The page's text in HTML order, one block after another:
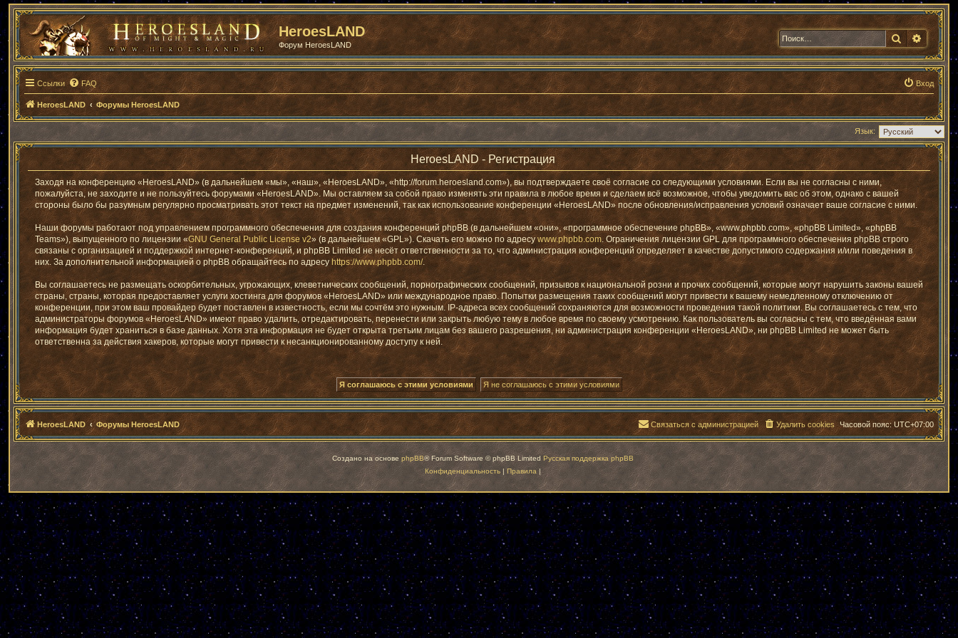
HeroesLAND
Форум HeroesLAND
Поиск
Ссылки FAQ Вход
HeroesLAND Форумы HeroesLAND
Язык:
HeroesLAND - Регистрация
Заходя на конференцию «HeroesLAND» (в дальнейшем «мы», «наш», «HeroesLAND», «http://forum.heroesland.com»), вы подтверждаете своё согласие со следующими условиями. Если вы не согласны с ними,
пожалуйста, не заходите и не пользуйтесь форумами «HeroesLAND». Мы оставляем за собой право изменять эти правила в любое время и сделаем всё возможное, чтобы уведомить вас об этом, однако с вашей
стороны было бы разумным регулярно просматривать этот текст на предмет изменений, так как использование конференции «HeroesLAND» после обновления/исправления условий означает ваше согласие с ними.
Наши форумы работают под управлением программного обеспечения для создания конференций phpBB (в дальнейшем «они», «программное обеспечение phpBB», «www.phpbb.com», «phpBB Limited», «phpBB
Teams»), выпущенного по лицензии «GNU General Public License v2» (в дальнейшем «GPL»). Скачать его можно по адресуwww.phpbb.com. Ограничения лицензии GPL для программного обеспечения phpBB строго
связаны с организацией и поддержкой интернет-конференций, и phpBB Limited не несёт ответственности за то, что администрация конференций определяет в качестве допустимого содержания и/или поведения в
них. За дополнительной информацией о phpBB обращайтесь по адресу https://www.phpbb.com/.
Вы соглашаетесь не размещать оскорбительных, угрожающих, клеветнических сообщений, порнографических сообщений, призывов к национальной розни и прочих сообщений, которые могут нарушить законы вашей
страны, страны, которая предоставляет услуги хостинга для форумов «HeroesLAND» или международное право. Попытки размещения таких сообщений могут привести к вашему немедленному отключению от
конференции, при этом ваш провайдер будет поставлен в известность, если мы сочтём это нужным. IP-адреса всех сообщений сохраняются для возможности проведения такой политики. Вы соглашаетесь с тем, что
администраторы форумов «HeroesLAND» имеют право удалить, отредактировать, перенести или закрыть любую тему в любое время по своему усмотрению. Как пользователь вы согласны с тем, что введённая вами
информация будет храниться в базе данных. Хотя эта информация не будет открыта третьим лицам без вашего разрешения, ни администрация конференции «HeroesLAND», ни phpBB Limited не может быть
ответственна за действия хакеров, которые могут привести к несанкционированному доступу к ней.
HeroesLAND Форумы HeroesLAND Часовой пояс:UTC+07:00
Удалить cookies
Связаться с администрацией
Создано на основе phpBB® Forum Software © phpBB Limited Русская поддержка phpBB
Конфиденциальность| Правила |